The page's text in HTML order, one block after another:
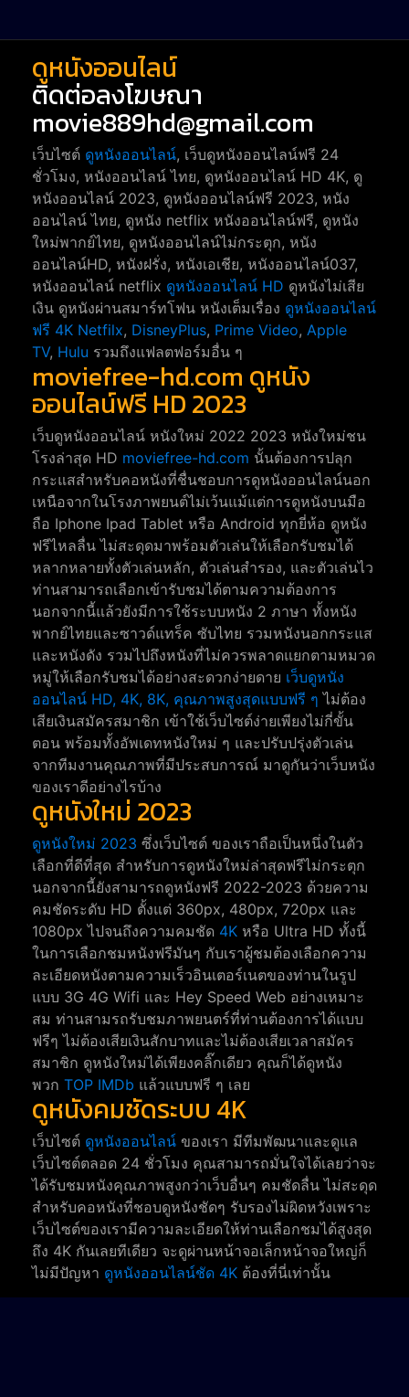
ดูหนังออนไลน์
ติดต่อลงโฆษณา
movie889hd@gmail.com
เว็บไซต์ ดูหนังออนไลน์, เว็บดูหนังออนไลน์ฟรี 24
ชั่วโมง, หนังออนไลน์ ไทย, ดูหนังออนไลน์ HD 4K, ดู
หนังออนไลน์ 2023, ดูหนังออนไลน์ฟรี 2023, หนัง
ออนไลน์ ไทย, ดูหนัง netflix หนังออนไลน์ฟรี, ดูหนัง
ใหม่พากย์ไทย, ดูหนังออนไลน์ไม่กระตุก, หนัง
ออนไลน์HD, หนังฝรั่ง, หนังเอเชีย, หนังออนไลน์037,
หนังออนไลน์ netflix ดูหนังออนไลน์ HD ดูหนังไม่เสีย
เงิน ดูหนังผ่านสมาร์ทโฟน หนังเต็มเรื่อง ดูหนังออนไลน์
ฟรี 4K Netfilx, DisneyPlus, Prime Video, Apple
TV, Hulu รวมถึงแฟลตฟอร์มอื่น ๆ
moviefree-hd.com ดูหนัง
ออนไลน์ฟรี HD 2023
เว็บดูหนังออนไลน์ หนังใหม่ 2022 2023 หนังใหม่ชน
โรงล่าสุด HD moviefree-hd.com นั้นต้องการปลุก
กระแสสำหรับคอหนังที่ชื่นชอบการดูหนังออนไลน์นอก
เหนือจากในโรงภาพยนต์ไม่เว้นแม้แต่การดูหนังบนมือ
ถือ Iphone Ipad Tablet หรือ Android ทุกยี่ห้อ ดูหนัง
ฟรีไหลลื่น ไม่สะดุดมาพร้อมตัวเล่นให้เลือกรับชมได้
หลากหลายทั้งตัวเล่นหลัก, ตัวเล่นสำรอง, และตัวเล่นไว
ท่านสามารถเลือกเข้ารับชมได้ตามความต้องการ
นอกจากนี้แล้วยังมีการใช้ระบบหนัง 2 ภาษา ทั้งหนัง
พากย์ไทยและซาวด์แทร็ค ซับไทย รวมหนังนอกกระแส
และหนังดัง รวมไปถึงหนังที่ไม่ควรพลาดแยกตามหมวด
หมู่ให้เลือกรับชมได้อย่างสะดวกง่ายดาย เว็บดูหนัง
ออนไลน์ HD, 4K, 8K, คุณภาพสูงสุดแบบฟรี ๆ ไม่ต้อง
เสียเงินสมัครสมาชิก เข้าใช้เว็บไซต์ง่ายเพียงไม่กี่ขั้น
ตอน พร้อมทั้งอัพเดทหนังใหม่ ๆ และปรับปรุ่งตัวเล่น
จากทีมงานคุณภาพที่มีประสบการณ์ มาดูกันว่าเว็บหนัง
ของเราดีอย่างไรบ้าง
ดูหนังใหม่ 2023
ดูหนังใหม่ 2023 ซึ่งเว็บไซต์ ของเราถือเป็นหนึ่งในตัว
เลือกที่ดีที่สุด สำหรับการดูหนังใหม่ล่าสุดฟรีไม่กระตุก
นอกจากนี้ยังสามารถดูหนังฟรี 2022-2023 ด้วยความ
คมชัดระดับ HD ตั้งแต่ 360px, 480px, 720px และ
1080px ไปจนถึงความคมชัด 4K หรือ Ultra HD ทั้งนี้
ในการเลือกชมหนังฟรีมันๆ กับเราผู้ชมต้องเลือกความ
ละเอียดหนังตามความเร็วอินเตอร์เนตของท่านในรูป
แบบ 3G 4G Wifi และ Hey Speed Web อย่างเหมาะ
สม ท่านสามรถรับชมภาพยนตร์ที่ท่านต้องการได้แบบ
ฟรีๆ ไม่ต้องเสียเงินสักบาทและไม่ต้องเสียเวลาสมัคร
สมาชิก ดูหนังใหม่ได้เพียงคลิ๊กเดียว คุณก็ได้ดูหนัง
พวก TOP IMDb แล้วแบบฟรี ๆ เลย
ดูหนังคมชัดระบบ 4K
เว็บไซต์ ดูหนังออนไลน์ ของเรา มีทีมพัฒนาและดูแล
เว็บไซต์ตลอด 24 ชั่วโมง คุณสามารถมั่นใจได้เลยว่าจะ
ได้รับชมหนังคุณภาพสูงกว่าเว็บอื่นๆ คมชัดลื่น ไม่สะดุด
สำหรับคอหนังที่ชอบดูหนังชัดๆ รับรองไม่ผิดหวังเพราะ
เว็บไซต์ของเรามีความละเอียดให้ท่านเลือกชมได้สูงสุด
ถึง 4K กันเลยทีเดียว จะดูผ่านหน้าจอเล็กหน้าจอใหญ่ก็
ไม่มีปัญหา ดูหนังออนไลน์ชัด 4K ต้องที่นี่เท่านั้น